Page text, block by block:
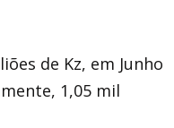
de Kz, em Junho
1,05 mil